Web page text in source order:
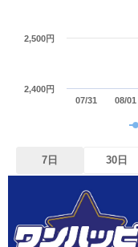
07/31 08/01
2,400円
2,500円
7日 30日